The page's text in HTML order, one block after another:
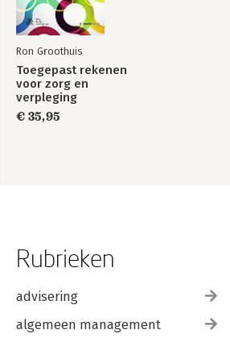
Ron Groothuis
Toegepast rekenen
voor zorg en
verpleging
€ 35,95
Rubrieken
advisering
algemeen management